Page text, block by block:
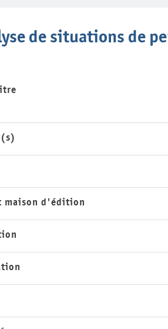
de situations de
maison d'édition